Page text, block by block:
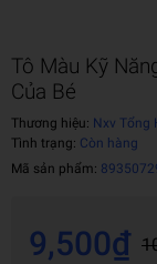
Tô Màu Kỹ
Của Bé
Thương hiệu: Nxv Tổng
Tình trạng: Còn hàng
Mã sản phẩm:
9,500₫